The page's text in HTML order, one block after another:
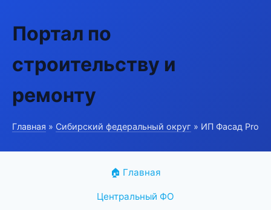
Портал по
строительству и
ремонту
Главная » Сибирский федеральный округ » ИП Фасад Pro
🏠 Главная
Центральный ФО